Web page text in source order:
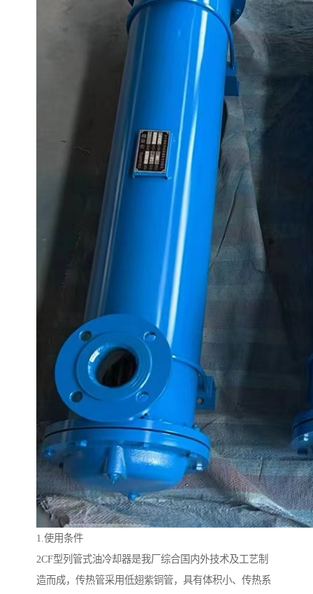
1.使用条件
2CF型列管式油冷却器是我厂综合国内外技术及工艺制
造而成，传热管采用低翅紫铜管，具有体积小、传热系